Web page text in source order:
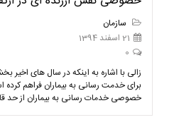
سازمان
21 اسفند 1394
0
زالی با اشاره به اینکه در سال های
برای خدمت رسانی به بیماران فراهم
خصوصی خدمات رسانی به بیماران از حد